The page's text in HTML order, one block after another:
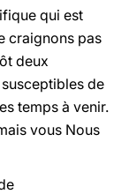
qui est
craignons pas
deux
de
temps à venir.
vous Nous